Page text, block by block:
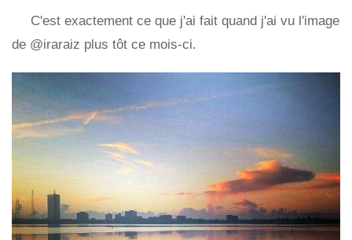
C'est exactement ce que j'ai fait quand j'ai vu l'image
de @iraraiz plus tôt ce mois-ci.